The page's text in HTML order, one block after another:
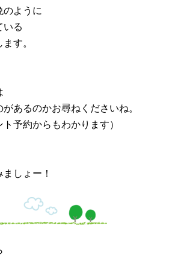
のように
いる
す。
あるのかお尋ねくださいね。
ト予約からもわかります）
しょー！